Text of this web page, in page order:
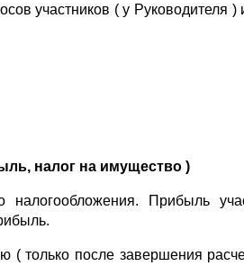
участников ( у Руководителя )
налог на имущество )
Прибыль
( только после завершения